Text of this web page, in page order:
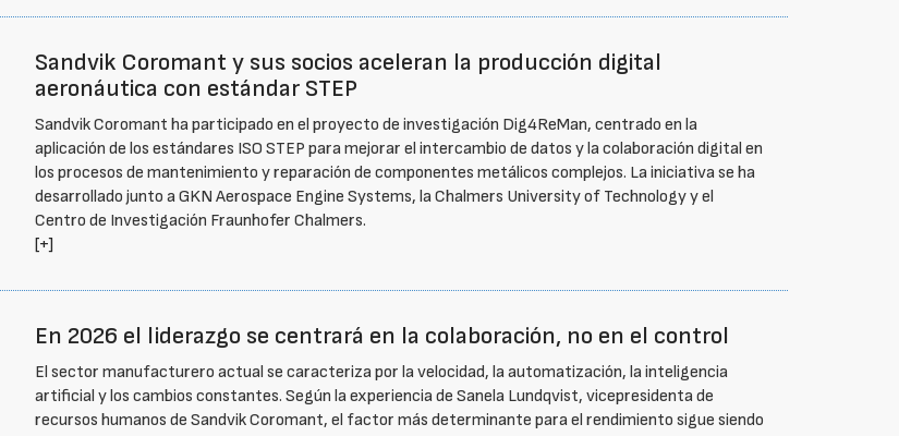
Sandvik Coromant y sus socios aceleran la producción digital
aeronáutica con estándar STEP
Sandvik Coromant ha participado en el proyecto de investigación Dig4ReMan, centrado en la
aplicación de los estándares ISO STEP para mejorar el intercambio de datos y la colaboración digital en
los procesos de mantenimiento y reparación de componentes metálicos complejos. La iniciativa se ha
desarrollado junto a GKN Aerospace Engine Systems, la Chalmers University of Technology y el
Centro de Investigación Fraunhofer Chalmers.
[+]
En 2026 el liderazgo se centrará en la colaboración, no en el control
El sector manufacturero actual se caracteriza por la velocidad, la automatización, la inteligencia
artificial y los cambios constantes. Según la experiencia de Sanela Lundqvist, vicepresidenta de
recursos humanos de Sandvik Coromant, el factor más determinante para el rendimiento sigue siendo